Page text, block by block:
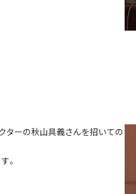
ターの秋山具義さんを招いての
。